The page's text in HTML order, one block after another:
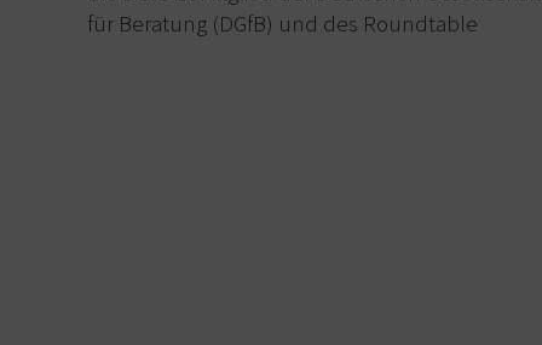
für Beratung (DGfB) und des Roundtable